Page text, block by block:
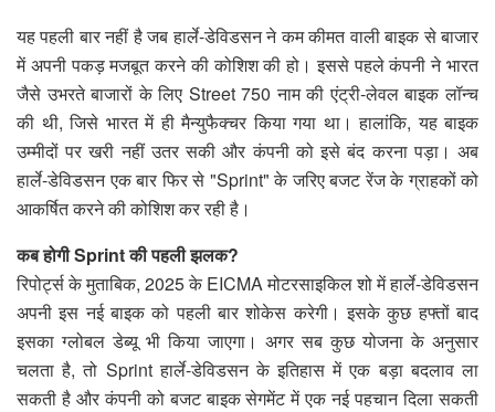
यह पहली बार नहीं है जब हार्ले-डेविडसन ने कम कीमत वाली बाइक से बाजार
में अपनी पकड़ मजबूत करने की कोशिश की हो। इससे पहले कंपनी ने भारत
जैसे उभरते बाजारों के लिए Street 750 नाम की एंट्री-लेवल बाइक लॉन्च
की थी, जिसे भारत में ही मैन्युफैक्चर किया गया था। हालांकि, यह बाइक
उम्मीदों पर खरी नहीं उतर सकी और कंपनी को इसे बंद करना पड़ा। अब
हार्ले-डेविडसन एक बार फिर से "Sprint" के जरिए बजट रेंज के ग्राहकों को
आकर्षित करने की कोशिश कर रही है।
कब होगी Sprint की पहली झलक?
रिपोर्ट्स के मुताबिक, 2025 के EICMA मोटरसाइकिल शो में हार्ले-डेविडसन
अपनी इस नई बाइक को पहली बार शोकेस करेगी। इसके कुछ हफ्तों बाद
इसका ग्लोबल डेब्यू भी किया जाएगा। अगर सब कुछ योजना के अनुसार
चलता है, तो Sprint हार्ले-डेविडसन के इतिहास में एक बड़ा बदलाव ला
सकती है और कंपनी को बजट बाइक सेगमेंट में एक नई पहचान दिला सकती